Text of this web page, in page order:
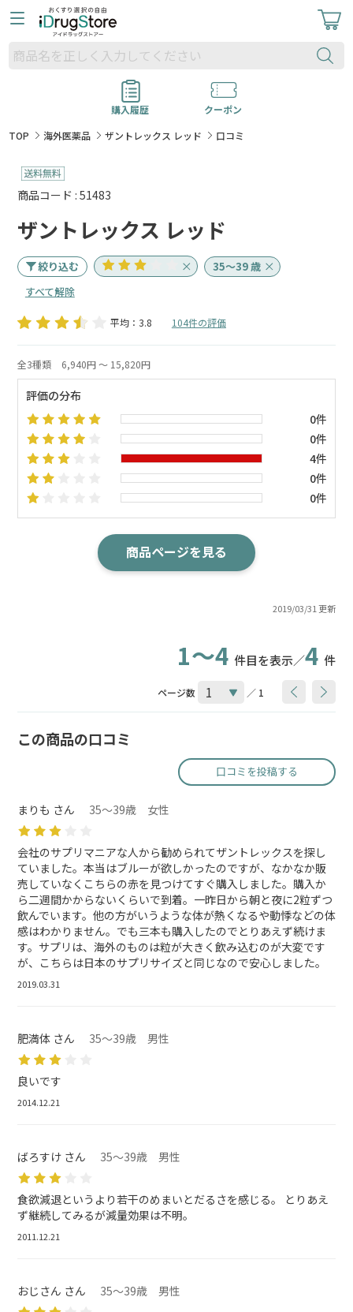
購入履歴
クーポン
TOP
海外医薬品 ザントレックス レッド 口コミ
商品コード : 51483
ザントレックス レッド
絞り込む
35～39 歳
すべて解除
平均：3.8 104件の評価
2019/03/31 更新
全3種類 6,940円 ～ 15,820円
評価の分布
0件
0件
4件
0件
0件
商品ページを見る
1～4 件目を表示／4 件
ページ数 ／ 1
この商品の口コミ
口コミを投稿する
まりも さん 35～39歳 女性
会社のサプリマニアな人から勧められてザントレックスを探し
ていました。本当はブルーが欲しかったのですが、なかなか販
売していなくこちらの赤を見つけてすぐ購入しました。購入か
ら二週間かからないくらいで到着。一昨日から朝と夜に2粒ずつ
飲んでいます。他の方がいうような体が熱くなるや動悸などの体
感はわかりません。でも三本も購入したのでとりあえず続けま
す。サプリは、海外のものは粒が大きく飲み込むのが大変です
が、こちらは日本のサプリサイズと同じなので安心しました。
2019.03.31
肥満体 さん 35～39歳 男性
良いです
2014.12.21
ばろすけ さん 35～39歳 男性
食欲減退というより若干のめまいとだるさを感じる。 とりあえ
ず継続してみるが減量効果は不明。
2011.12.21
おじさん さん 35～39歳 男性